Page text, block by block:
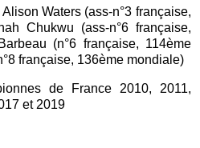
Waters (ass-n°3 française,
Chukwu (ass-n°6 française,
(n°6 française, 114ème
française, 136ème mondiale)
de France 2010, 2011,
et 2019